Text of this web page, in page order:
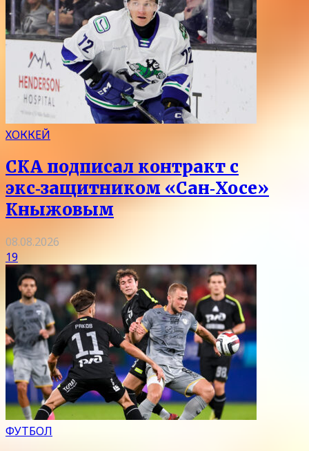
ХОККЕЙ
СКА подписал контракт с
экс‑защитником «Сан‑Хосе»
Кныжовым
08.08.2026
19
ФУТБОЛ